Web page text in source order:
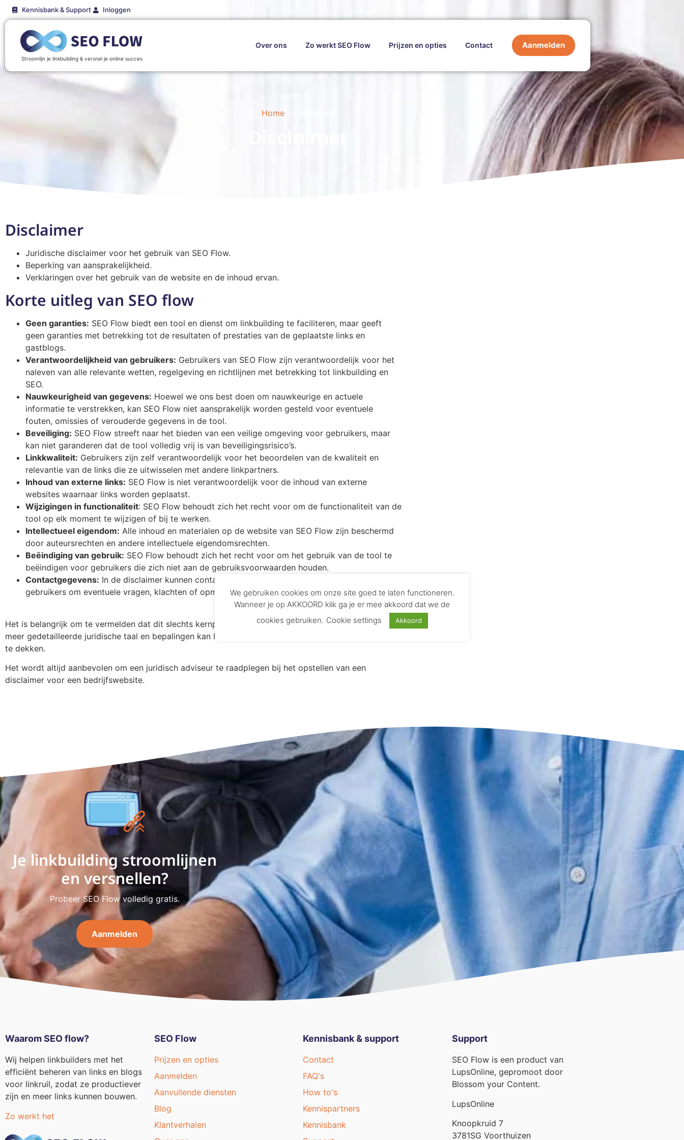
Kennisbank & Support Inloggen
Stroomlijn je linkbuilding & versnel je online succes
Over ons Zo werkt SEO Flow Prijzen en opties Contact Aanmelden
Home»
Disclaimer
Juridische disclaimer voor het gebruik van SEO Flow.
Beperking van aansprakelijkheid.
Verklaringen over het gebruik van de website en de inhoud ervan.
Korte uitleg van SEO flow
Geen garanties: SEO Flow biedt een tool en dienst om linkbuilding te faciliteren, maar geeft
geen garanties met betrekking tot de resultaten of prestaties van de geplaatste links en
gastblogs.
Verantwoordelijkheid van gebruikers: Gebruikers van SEO Flow zijn verantwoordelijk voor het
naleven van alle relevante wetten, regelgeving en richtlijnen met betrekking tot linkbuilding en
SEO.
Nauwkeurigheid van gegevens: Hoewel we ons best doen om nauwkeurige en actuele
informatie te verstrekken, kan SEO Flow niet aansprakelijk worden gesteld voor eventuele
fouten, omissies of verouderde gegevens in de tool.
Beveiliging: SEO Flow streeft naar het bieden van een veilige omgeving voor gebruikers, maar
kan niet garanderen dat de tool volledig vrij is van beveiligingsrisico’s.
Linkkwaliteit: Gebruikers zijn zelf verantwoordelijk voor het beoordelen van de kwaliteit en
relevantie van de links die ze uitwisselen met andere linkpartners.
Inhoud van externe links: SEO Flow is niet verantwoordelijk voor de inhoud van externe
websites waarnaar links worden geplaatst.
Wijzigingen in functionaliteit: SEO Flow behoudt zich het recht voor om de functionaliteit van de
tool op elk moment te wijzigen of bij te werken.
Intellectueel eigendom: Alle inhoud en materialen op de website van SEO Flow zijn beschermd
door auteursrechten en andere intellectuele eigendomsrechten.
Beëindiging van gebruik: SEO Flow behoudt zich het recht voor om het gebruik van de tool te
beëindigen voor gebruikers die zich niet aan de gebruiksvoorwaarden houden.
Contactgegevens: In de disclaimer kunnen contactgegevens worden opgenomen voor
gebruikers om eventuele vragen, klachten of opmerkingen te melden.
Het is belangrijk om te vermelden dat dit slechts kernpunten zijn en dat de daadwerkelijke disclaimer
meer gedetailleerde juridische taal en bepalingen kan bevatten om de wettelijke aspecten correct af
te dekken.
Het wordt altijd aanbevolen om een juridisch adviseur te raadplegen bij het opstellen van een
disclaimer voor een bedrijfswebsite.
Je linkbuilding stroomlijnen
en versnellen?
Probeer SEO Flow volledig gratis.
Aanmelden
Waarom SEO flow?
Wij helpen linkbuilders met het
efficiënt beheren van links en blogs
voor linkruil, zodat ze productiever
zijn en meer links kunnen bouwen.
Zo werkt het
SEO Flow
Prijzen en opties
Aanmelden
Aanvullende diensten
Blog
Klantverhalen
Kennisbank & support
Contact
FAQ's
How to's
Kennispartners
Kennisbank
Support
SEO Flow is een product van
LupsOnline, gepromoot door
Blossom your Content.
LupsOnline
Knoopkruid 7
3781SG Voorthuizen
We gebruiken cookies om onze site goed te laten functioneren.
Wanneer je op AKKOORD klik ga je er mee akkoord dat we de
cookies gebruiken. Cookie settings Akkoord